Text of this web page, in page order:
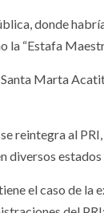
donde
la “Estafa
Marta
reintegra al
diversos estados
el caso de la
mitad
en